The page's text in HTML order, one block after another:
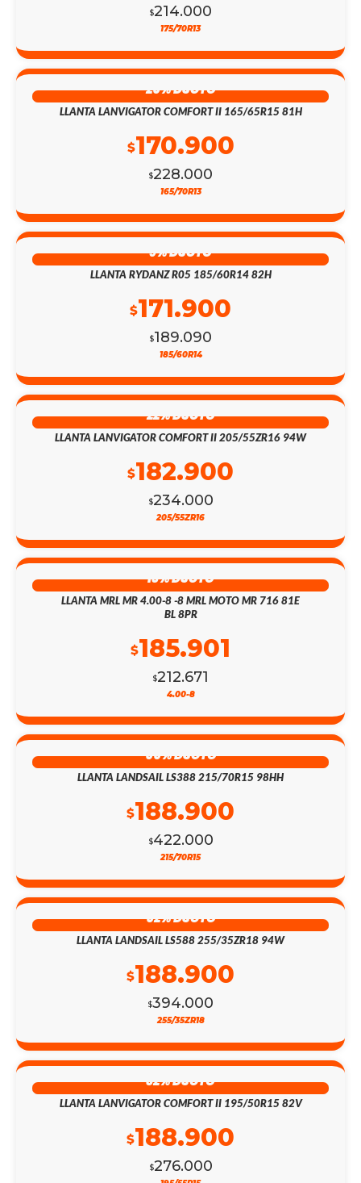
$214.000
175/70R13
25% DSCTO
LLANTA LANVIGATOR COMFORT II 165/65R15 81H
$228.000
$170.900
165/70R13
9% DSCTO
LLANTA RYDANZ R05 185/60R14 82H
$189.090
$171.900
185/60R14
22% DSCTO
LLANTA LANVIGATOR COMFORT II 205/55ZR16 94W
$234.000
$182.900
205/55ZR16
13% DSCTO
LLANTA MRL MR 4.00-8 -8 MRL MOTO MR 716 81E
BL 8PR
$212.671
$185.901
4.00-8
55% DSCTO
LLANTA LANDSAIL LS388 215/70R15 98HH
$422.000
$188.900
215/70R15
52% DSCTO
LLANTA LANDSAIL LS588 255/35ZR18 94W
$394.000
$188.900
255/35ZR18
32% DSCTO
LLANTA LANVIGATOR COMFORT II 195/50R15 82V
$276.000
$188.900